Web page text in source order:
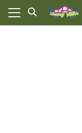
Skip